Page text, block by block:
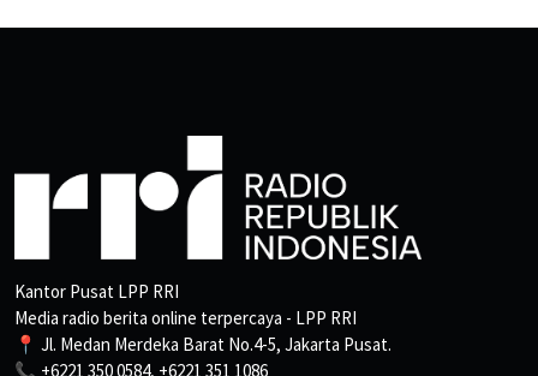
Kantor Pusat LPP RRI
Media radio berita online terpercaya - LPP RRI
📍 Jl. Medan Merdeka Barat No.4-5, Jakarta Pusat.
📞 +6221 350 0584, +6221 351 1086